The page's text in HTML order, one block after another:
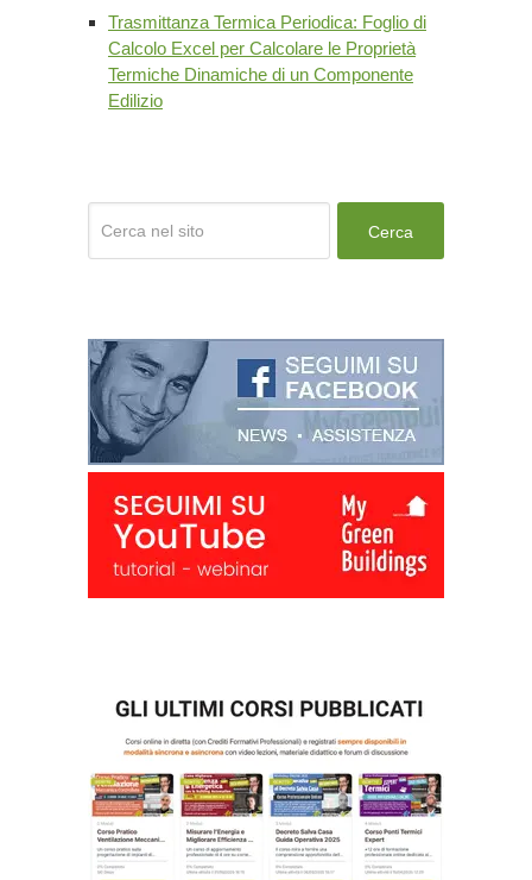
Trasmittanza Termica Periodica: Foglio di
Calcolo Excel per Calcolare le Proprietà
Termiche Dinamiche di un Componente
Edilizio
Cerca